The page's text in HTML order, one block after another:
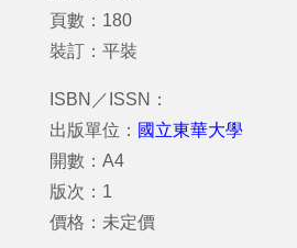
頁數：180
裝訂：平裝
ISBN／ISSN：
出版單位： 國立東華大學
開數：A4
版次：1
價格：未定價